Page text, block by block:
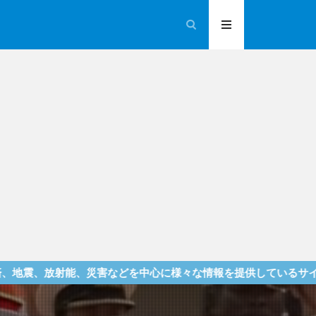
害などを中心に様々な情報を提供しているサイトです！